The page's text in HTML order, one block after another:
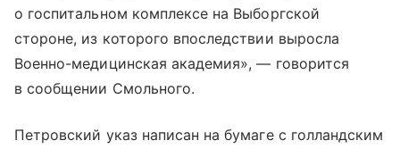
о госпитальном комплексе на Выборгской
стороне, из которого впоследствии выросла
Военно-медицинская академия», — говорится
в сообщении Смольного.
Петровский указ написан на бумаге с голландским